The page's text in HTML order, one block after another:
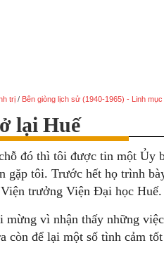
trị / Bên giòng lịch sử (1940-1965) - Linh
lại Huế
đó thì tôi được tin một Ủy
gặp tôi. Trước hết họ trình
trưởng Viện Đại học Huế.
mừng vì nhận thấy những
còn để lại một số tình cảm